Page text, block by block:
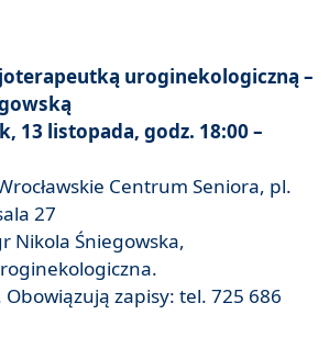
uroginekologiczną –
13 listopada, godz. 18:00 –
Centrum Seniora, pl.
27
Nikola Śniegowska,
Obowiązują zapisy: tel. 725 686